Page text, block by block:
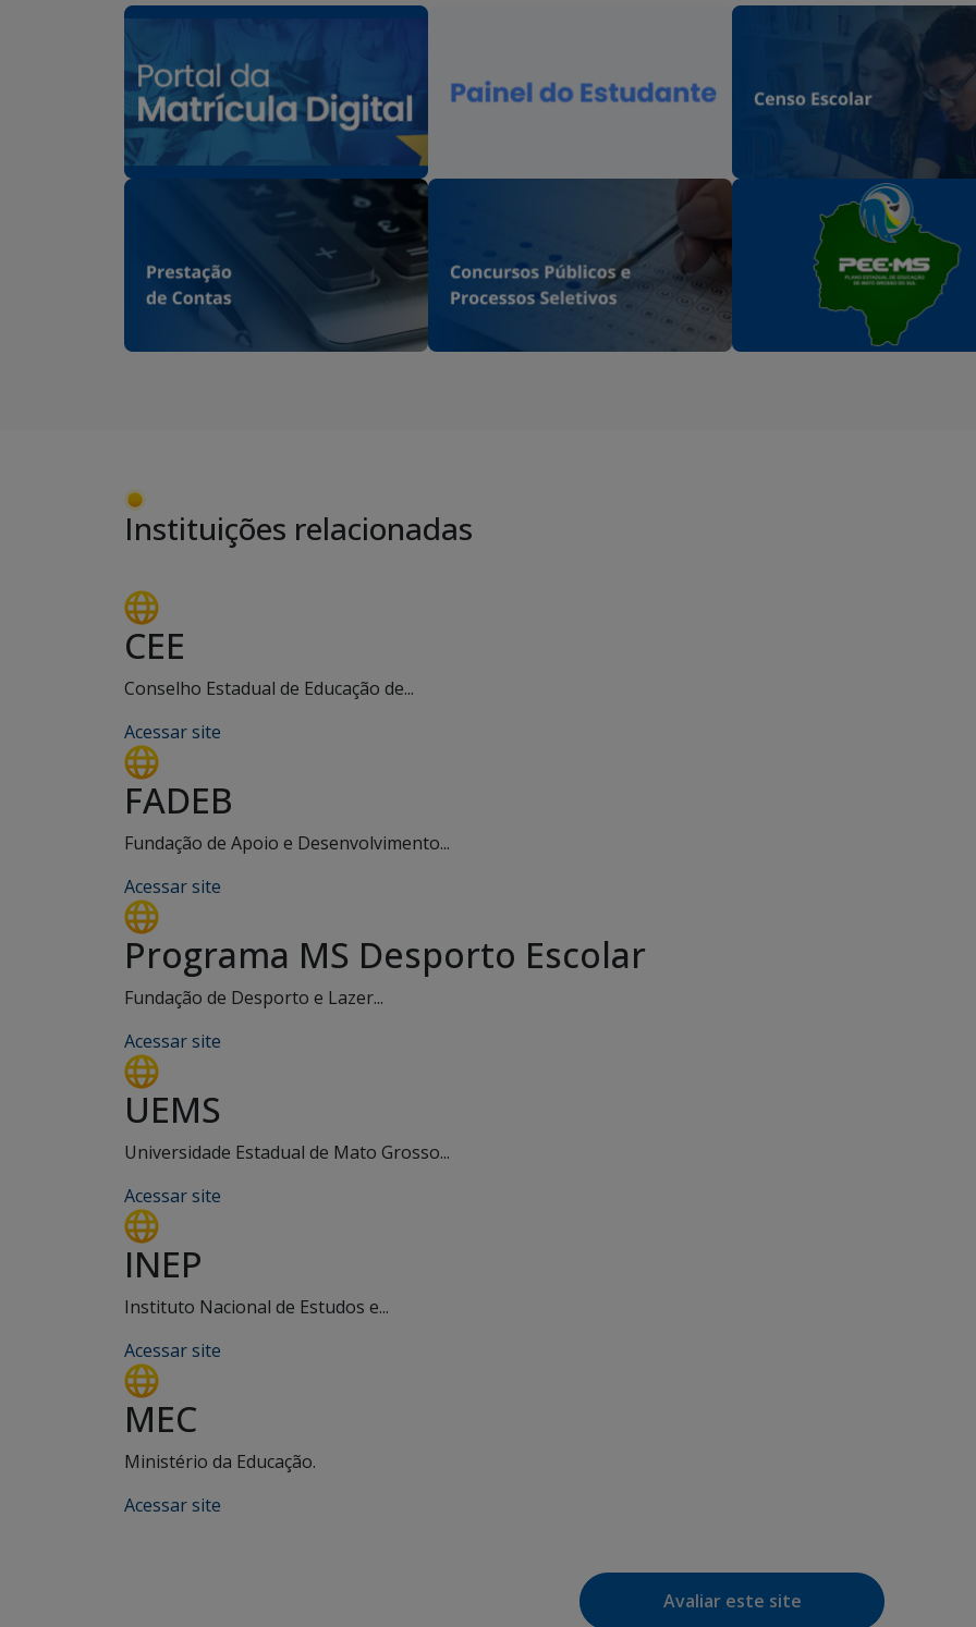
Instituições relacionadas
CEE
Conselho Estadual de Educação de...
Acessar site
FADEB
Fundação de Apoio e Desenvolvimento...
Acessar site
Programa MS Desporto Escolar
Fundação de Desporto e Lazer...
Acessar site
UEMS
Universidade Estadual de Mato Grosso...
Acessar site
INEP
Instituto Nacional de Estudos e...
Acessar site
MEC
Ministério da Educação.
Acessar site
Avaliar este site